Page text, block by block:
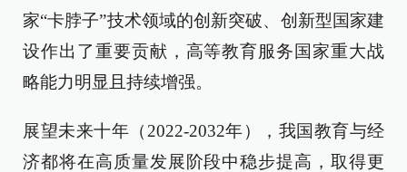
家“卡脖子”技术领域的创新突破、创新型国家建
设作出了重要贡献，高等教育服务国家重大战
略能力明显且持续增强。
展望未来十年（2022-2032年），我国教育与经
济都将在高质量发展阶段中稳步提高，取得更